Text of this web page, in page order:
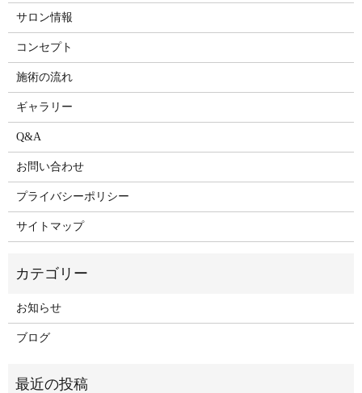
サロン情報
コンセプト
施術の流れ
ギャラリー
Q&A
お問い合わせ
プライバシーポリシー
サイトマップ
お知らせ
ブログ